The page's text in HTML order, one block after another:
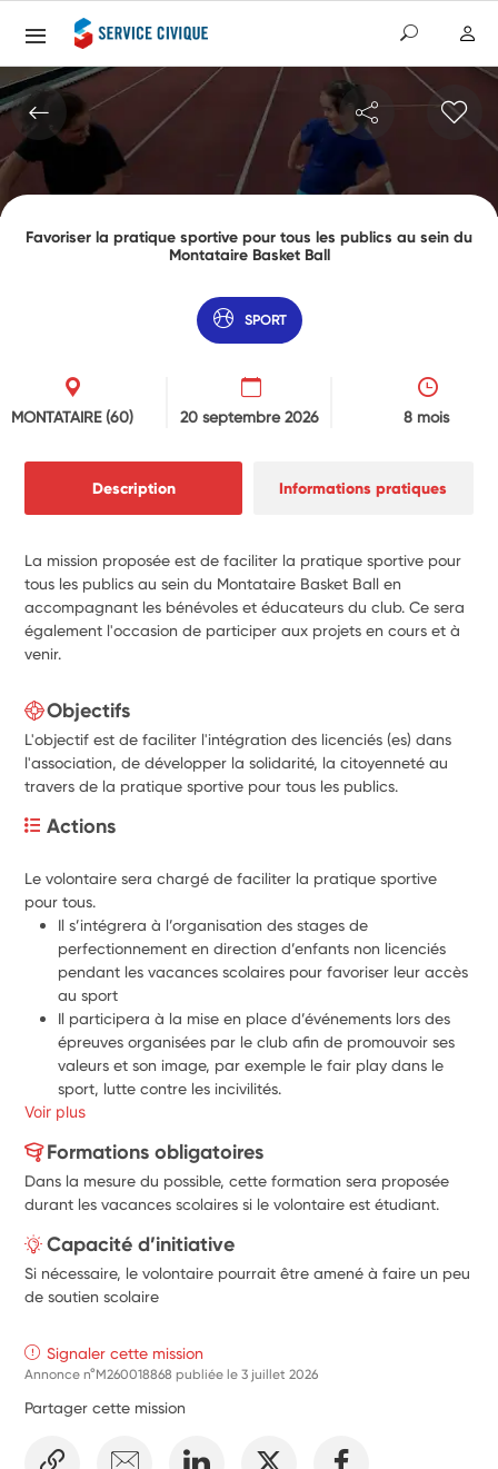
Favoriser la pratique sportive pour tous les publics au sein du
Montataire Basket Ball
SPORT
MONTATAIRE(60) 20 septembre 2026 8 mois
Description Informations pratiques
La mission proposée est de faciliter la pratique sportive pour
tous les publics au sein du Montataire Basket Ball en
accompagnant les bénévoles et éducateurs du club. Ce sera
également l'occasion de participer aux projets en cours et à
venir.
Objectifs
L'objectif est de faciliter l'intégration des licenciés (es) dans
l'association, de développer la solidarité, la citoyenneté au
travers de la pratique sportive pour tous les publics.
Actions
Le volontaire sera chargé de faciliter la pratique sportive
pour tous.
Il s’intégrera à l’organisation des stages de
perfectionnement en direction d’enfants non licenciés
pendant les vacances scolaires pour favoriser leur accès
au sport
Il participera à la mise en place d’événements lors des
épreuves organisées par le club afin de promouvoir ses
valeurs et son image, par exemple le fair play dans le
sport, lutte contre les incivilités.
Il participera à l’animation de l’école de basket et de ses
Il s’intégrera à la création d’une activité « sport loisir /
sport santé » permettant à des catégories nouvelles
d’accéder à la pratique sportive.
Voir plus
Formations obligatoires
Dans la mesure du possible, cette formation sera proposée
durant les vacances scolaires si le volontaire est étudiant.
Capacité d’initiative
Si nécessaire, le volontaire pourrait être amené à faire un peu
de soutien scolaire
Signaler cette mission
Annonce n°M260018868 publiée le3 juillet 2026
Partager cette mission